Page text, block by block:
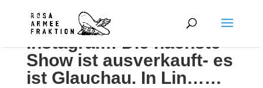
Instagram: Die nächste
Show ist ausverkauft- es
ist Glauchau. In Lin……